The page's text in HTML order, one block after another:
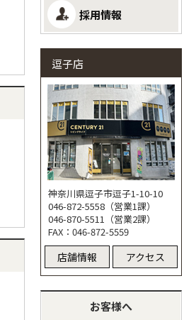
採用情報
逗子店
神奈川県逗子市逗子1-10-10
046-872-5558（営業1課）
046-870-5511（営業2課）
FAX：046-872-5559
店舗情報 アクセス
お客様へ